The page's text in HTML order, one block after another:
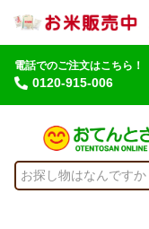
電話でのご注文はこちら！
0120-915-006